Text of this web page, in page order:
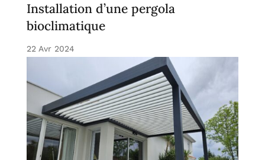
Installation d’une pergola
bioclimatique
22 Avr 2024